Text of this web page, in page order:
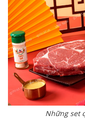
Những set